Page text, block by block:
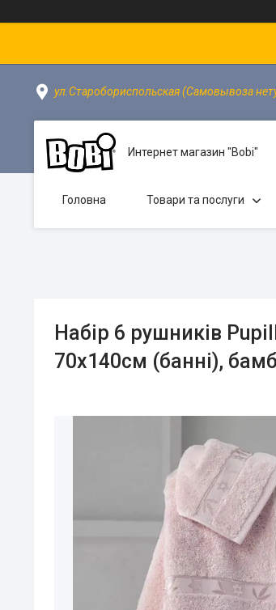
ул.Старобориспольская (Самовывоза
Интернет магазин "Bobi"
Головна Товари та послуги
Набір 6 рушників
70х140см (банні),